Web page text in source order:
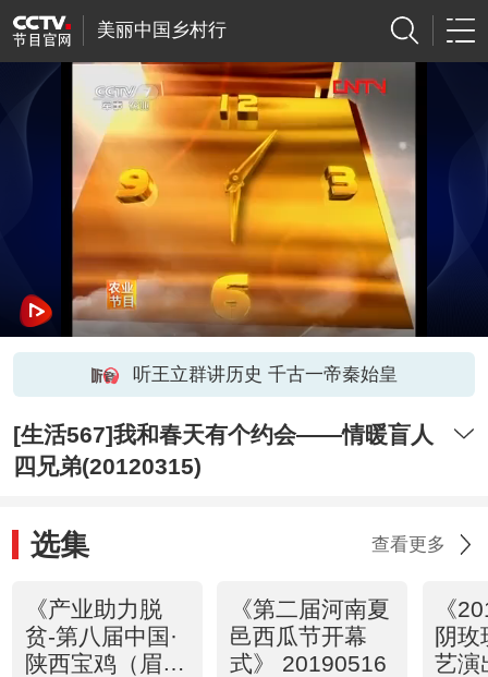
美丽中国乡村行
听王立群讲历史 千古一帝秦始皇
[生活567]我和春天有个约会——情暖盲人
四兄弟(20120315)
选集 查看更多
《产业助力脱
贫-第八届中国·
陕西宝鸡（眉
《第二届河南夏
邑西瓜节开幕
式》 20190516
《
阴玫
艺演